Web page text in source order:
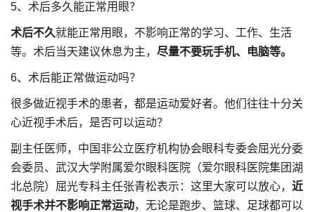
5、术后多久能正常用眼？
术后不久就能正常用眼，不影响正常的学习、工作、生活
等。术后当天建议休息为主， 尽量不要玩手机、电脑等。
6、术后能正常做运动吗？
很多做近视手术的患者，都是运动爱好者。他们往往十分关
心近视手术后，是否可以运动？
副主任医师，中国非公立医疗机构协会眼科专委会屈光分委
会委员、武汉大学附属爱尔眼科医院（爱尔眼科医院集团湖
北总院）屈光专科主任张青松表示：这里大家可以放心， 近
视手术并不影响正常运动，无论是跑步、篮球、足球都可以